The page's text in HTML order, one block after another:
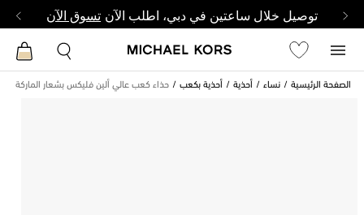
توصيل خلال ساعتين في دبي، اطلب الآن تسوق الآن
الصفحة الرئيسية نساء أحذية أحذية بكعب حذاء كعب عالي ألين فليكس بشعار الماركة